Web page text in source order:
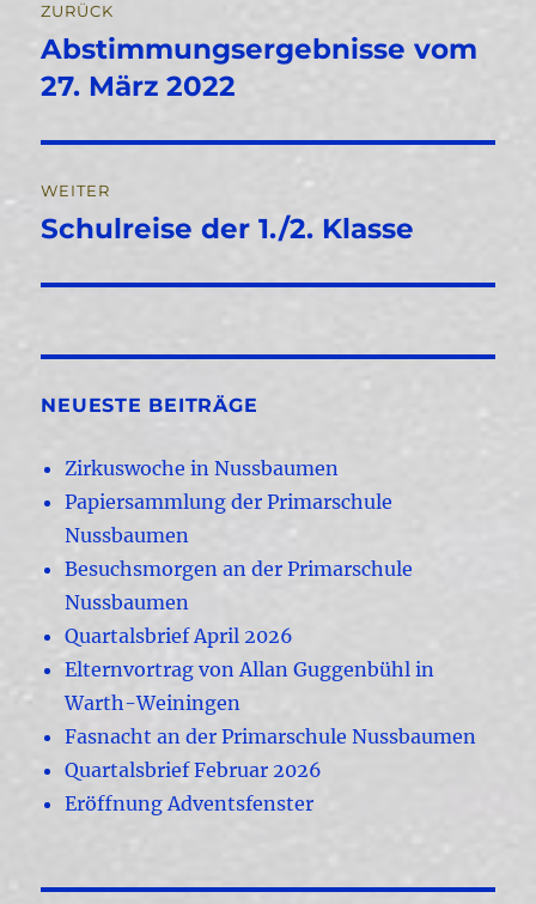
ZURÜCK
Vorheriger
Beitrag:
Abstimmungsergebnisse vom
27. März 2022
WEITER
Nächster
Schulreise der 1./2. Klasse
NEUESTE BEITRÄGE
Zirkuswoche in Nussbaumen
Papiersammlung der Primarschule
Nussbaumen
Besuchsmorgen an der Primarschule
Nussbaumen
Quartalsbrief April 2026
Elternvortrag von Allan Guggenbühl in
Warth-Weiningen
Fasnacht an der Primarschule Nussbaumen
Quartalsbrief Februar 2026
Eröffnung Adventsfenster